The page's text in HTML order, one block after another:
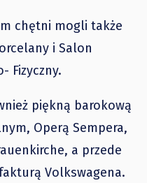
chętni mogli także
i Salon
Fizyczny.
piękną barokową
Operą Sempera,
a przede
Volkswagena.